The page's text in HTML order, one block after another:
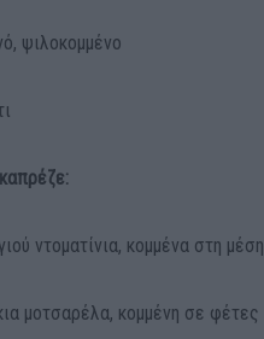
ψιλοκομμένο
ντοματίνια, κομμένα στη μέση
μοτσαρέλα, κομμένη σε φέτες